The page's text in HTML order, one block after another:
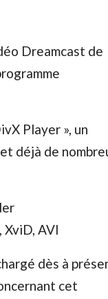
Dreamcast de
Player », un
déjà de
AVI
dès à
cet